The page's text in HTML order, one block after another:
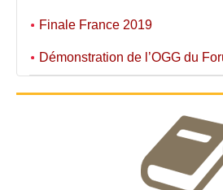
Finale France 2019
Démonstration de l’OGG du